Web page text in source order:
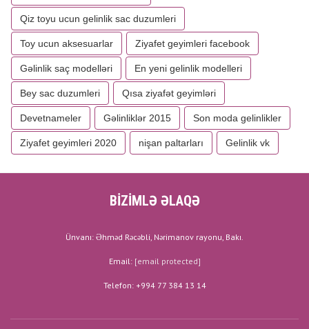
Qiz toyu ucun gelinlik sac duzumleri
Toy ucun aksesuarlar Ziyafet geyimleri facebook
Gəlinlik saç modelləri En yeni gelinlik modelleri
Bey sac duzumleri Qısa ziyafət geyimləri
Devetnameler Gəlinliklər 2015 Son moda gelinlikler
Ziyafet geyimleri 2020 nişan paltarları Gelinlik vk
BİZİMLƏ ƏLAQƏ
Ünvanı: Əhməd Rəcəbli, Nərimanov rayonu, Bakı.
Email: [email protected]
Telefon: +994 77 384 13 14